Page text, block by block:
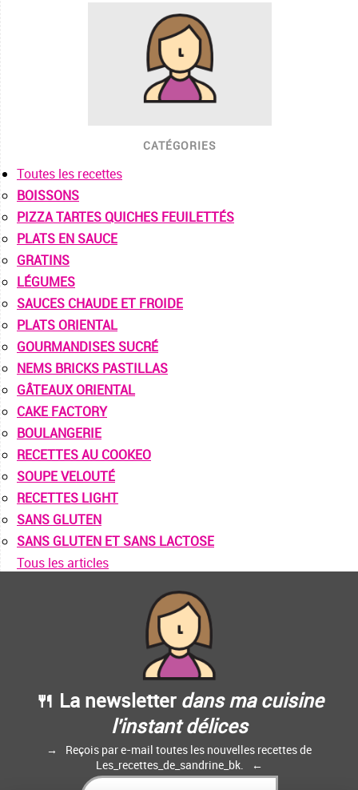
CATÉGORIES
Toutes les recettes
BOISSONS
PIZZA TARTES QUICHES FEUILETTÉS
PLATS EN SAUCE
GRATINS
LÉGUMES
SAUCES CHAUDE ET FROIDE
PLATS ORIENTAL
GOURMANDISES SUCRÉ
NEMS BRICKS PASTILLAS
GÂTEAUX ORIENTAL
CAKE FACTORY
BOULANGERIE
RECETTES AU COOKEO
SOUPE VELOUTÉ
RECETTES LIGHT
SANS GLUTEN
SANS GLUTEN ET SANS LACTOSE
Tous les articles
🍴 La newsletter dans ma cuisine
l'instant délices
Reçois par e-mail toutes les nouvelles recettes de
Les_recettes_de_sandrine_bk.